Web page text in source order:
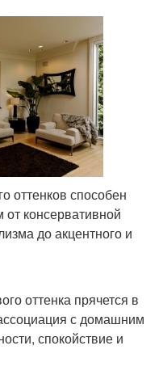
оттенков способен
консервативной
до акцентного и
оттенка прячется в
с домашним
спокойствие и